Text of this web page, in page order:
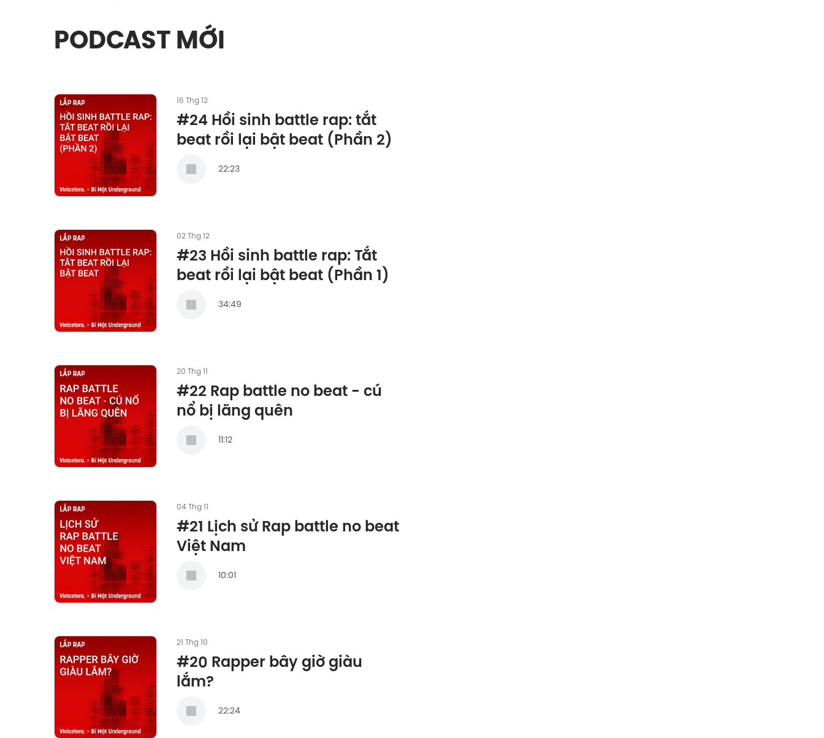
PODCAST MỚI
16 Thg 12
#24 Hồi sinh battle rap: tắt
beat rồi lại bật beat (Phần 2)
22:23
02 Thg 12
#23 Hồi sinh battle rap: Tắt
beat rồi lại bật beat (Phần 1)
34:49
20 Thg 11
#22 Rap battle no beat - cú
nổ bị lãng quên
11:12
04 Thg 11
#21 Lịch sử Rap battle no beat
Việt Nam
10:01
21 Thg 10
#20 Rapper bây giờ giàu
lắm?
22:24